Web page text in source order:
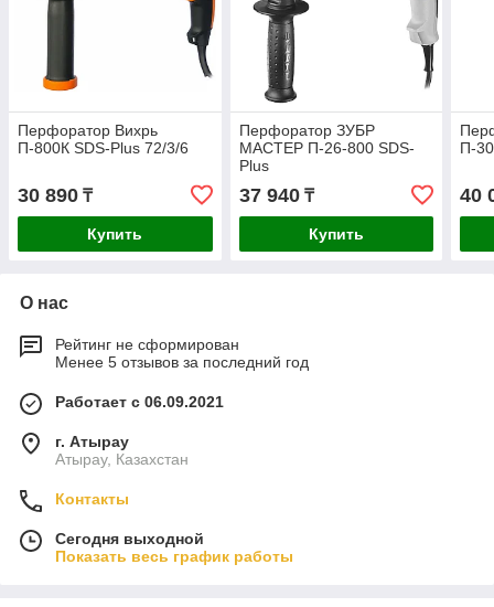
Перфоратор Вихрь
П-800К SDS-Plus 72/3/6
30 890 ₸
Купить
Перфоратор ЗУБР
МАСТЕР П-26-800 SDS-
Plus
37 940₸
Купить
П-
40
О нас
Рейтинг не сформирован
Менее 5 отзывов за последний год
Работает с 06.09.2021
г. Атырау
Атырау, Казахстан
Контакты
Сегодня выходной
Показать весь график работы